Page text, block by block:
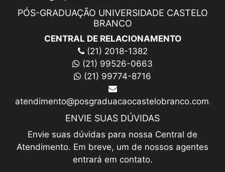
PÓS-GRADUAÇÃO UNIVERSIDADE CASTELO
BRANCO
CENTRAL DE RELACIONAMENTO
(21) 2018-1382
(21) 99526-0663
(21) 99774-8716
atendimento@posgraduacaocastelobranco.com.br
ENVIE SUAS DÚVIDAS
Envie suas dúvidas para nossa Central de
Atendimento. Em breve, um de nossos agentes
entrará em contato.